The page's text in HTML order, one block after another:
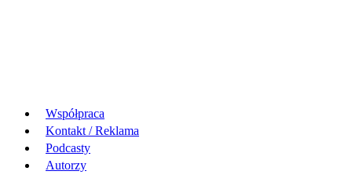
Współpraca
Kontakt / Reklama
Podcasty
Autorzy